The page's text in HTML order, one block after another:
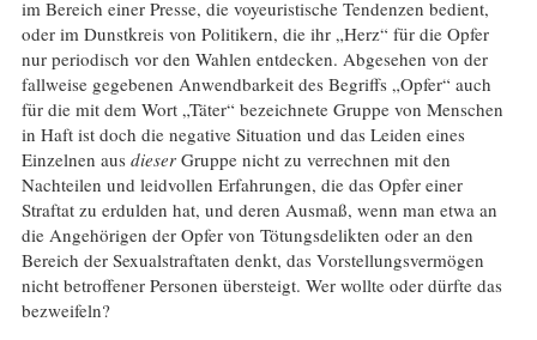
im Bereich einer Presse, die voyeuristische Tendenzen bedient,
oder im Dunstkreis von Politikern, die ihr „Herz“ für die Opfer
nur periodisch vor den Wahlen entdecken. Abgesehen von der
fallweise gegebenen Anwendbarkeit des Begriffs „Opfer“ auch
für die mit dem Wort „Täter“ bezeichnete Gruppe von Menschen
in Haft ist doch die negative Situation und das Leiden eines
Einzelnen aus dieserGruppe nicht zu verrechnen mit den
Nachteilen und leidvollen Erfahrungen, die das Opfer einer
Straftat zu erdulden hat, und deren Ausmaß, wenn man etwa an
die Angehörigen der Opfer von Tötungsdelikten oder an den
Bereich der Sexualstraftaten denkt, das Vorstellungsvermögen
nicht betroffener Personen übersteigt. Wer wollte oder dürfte das
bezweifeln?